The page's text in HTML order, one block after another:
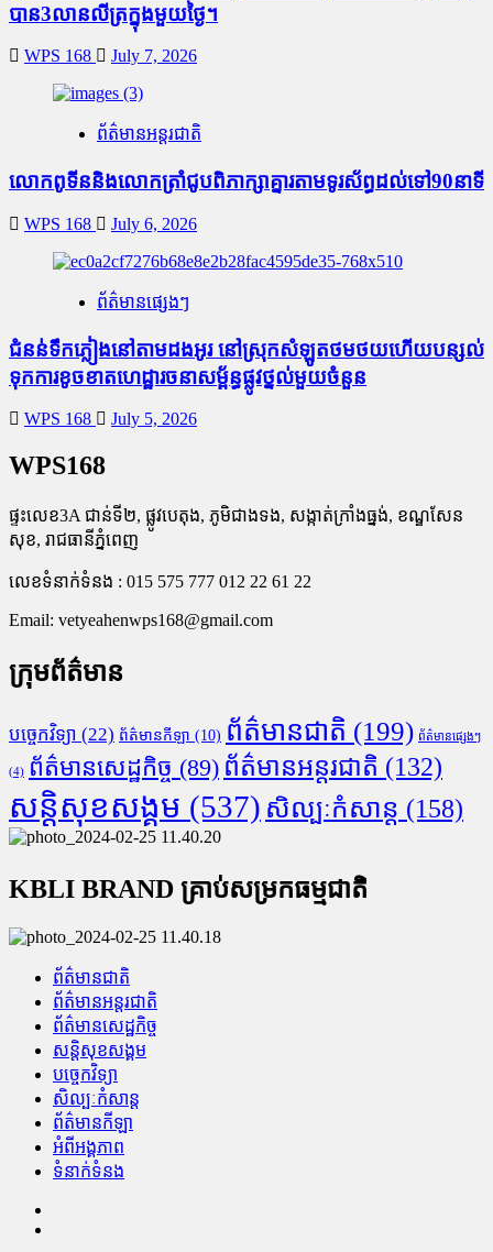
បាន3លានលីត្រក្នុងមួយថ្ងៃ។
WPS 168 July 7, 2026
ព័ត៌មានអន្តរជាតិ
លោកពូទីននិងលោកត្រាំជូបពិភាក្សាគ្នារតាមទូរស័ព្ធដល់ទៅ90នាទី
WPS 168 July 6, 2026
ព័ត៌មានផ្សេងៗ
ជំនន់​ទឹកភ្លៀង​នៅ​តាម​ដងអូរ​ នៅ​ស្រុក​សំឡូត​ថមថយ​ហើយ​បន្សល់​
ទុក​ការ​ខូចខាត​ហេដ្ឋារចនាសម្ព័ន្ធ​ផ្លូវថ្នល់​មួយ​ចំនួន
WPS 168 July 5, 2026
WPS168
ផ្ទះលេខ3A ជាន់ទី២, ផ្លូវបេតុង, ភូមិជាងទង, សង្កាត់ក្រាំងធ្នង់, ខណ្ឌសែន
សុខ, រាជធានីភ្នំពេញ
លេខទំនាក់ទំនង : 015 575 777 012 22 61 22
Email: vetyeahenwps168@gmail.com
ក្រុមព័ត៌មាន
បច្ចេកវិទ្យា (22) ព័ត៌មានកីឡា (10) ព័ត៌មានជាតិ (199) ព័ត៌មានផ្សេងៗ
(4) ព័ត៌មានសេដ្ឋកិច្ច (89) ព័ត៌មានអន្តរជាតិ (132)
សន្តិសុខសង្គម (537) សិល្បៈកំសាន្ត (158)
KBLI BRAND គ្រាប់សម្រកធម្មជាតិ
ព័ត៌មានជាតិ
ព័ត៌មានអន្តរជាតិ
ព័ត៌មានសេដ្ឋកិច្ច
សន្តិសុខសង្គម
បច្ចេកវិទ្យា
សិល្បៈកំសាន្ត
ព័ត៌មានកីឡា
អំពីអង្គភាព
ទំនាក់ទំនង